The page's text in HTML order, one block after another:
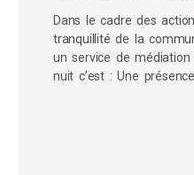
Dans le cadre des
tranquillité de la
un service de
nuit c’est : Une